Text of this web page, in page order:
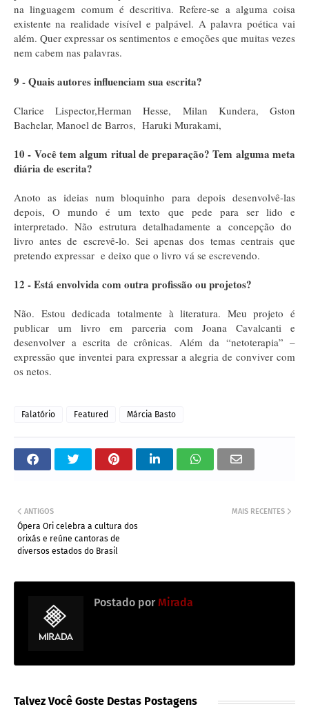
na linguagem comum é descritiva. Refere-se a alguma coisa
existente na realidade visível e palpável. A palavra poética vai
além. Quer expressar os sentimentos e emoções que muitas vezes
nem cabem nas palavras.
9 - Quais autores influenciam sua escrita?
Clarice Lispector,Herman Hesse, Milan Kundera, Gston
Bachelar, Manoel de Barros, Haruki Murakami,
10 - Você tem algum ritual de preparação? Tem alguma meta
diária de escrita?
Anoto as ideias num bloquinho para depois desenvolvê-las
depois, O mundo é um texto que pede para ser lido e
interpretado. Não estrutura detalhadamente a concepção do
livro antes de escrevê-lo. Sei apenas dos temas centrais que
pretendo expressar e deixo que o livro vá se escrevendo.
12 - Está envolvida com outra profissão ou projetos?
Não. Estou dedicada totalmente à literatura. Meu projeto é
publicar um livro em parceria com Joana Cavalcanti e
desenvolver a escrita de crônicas. Além da “netoterapia” –
expressão que inventei para expressar a alegria de conviver com
os netos.
Falatório Featured Márcia Basto
MAIS RECENTES
ANTIGOS
Ópera Ori celebra a cultura dos
orixás e reúne cantoras de
diversos estados do Brasil
Postado por Mirada
Talvez Você Goste Destas Postagens